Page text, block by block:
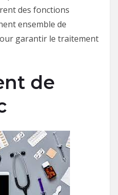
des fonctions
ensemble de
garantir le traitement
de